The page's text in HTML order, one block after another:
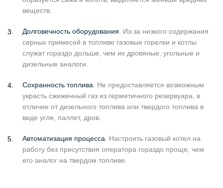
веществ.
Долговечность оборудования . Из-за низкого содержания
серных примесей в топливе газовые горелки и котлы
служат гораздо дольше, чем их дровяные, угольные и
дизельные аналоги.
Сохранность топлива . Не предоставляется возможным
украсть сжиженный газ из герметичного резервуара, в
отличие от дизельного топлива или твердого топлива в
виде угля, паллет, дров.
Автоматизация процесса . Настроить газовый котел на
работу без присутствия оператора гораздо проще, чем
его аналог на твердом топливе.